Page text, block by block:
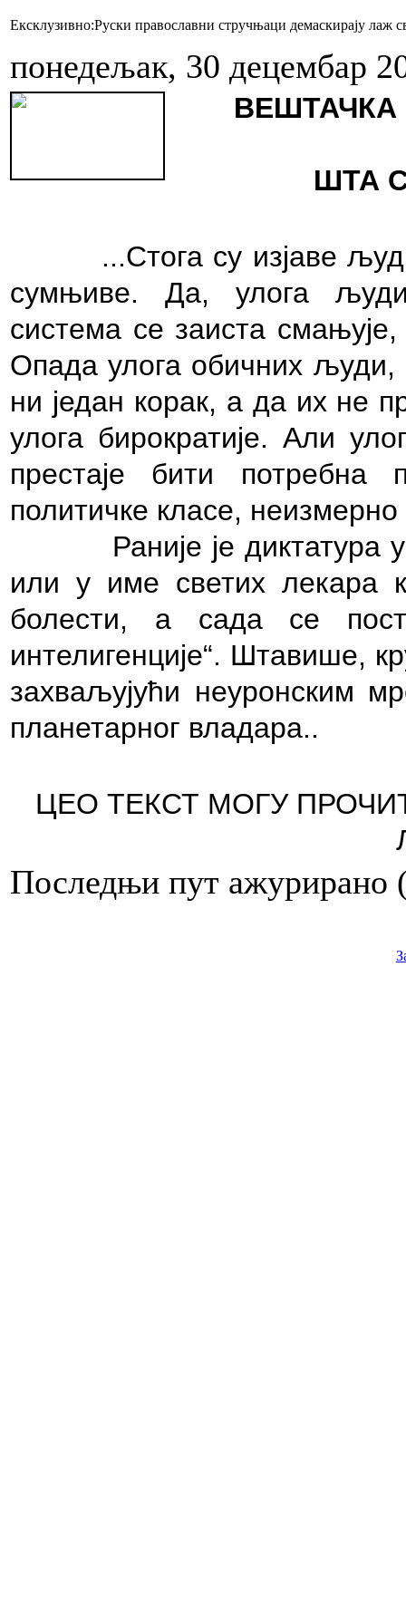
Ексклузивно:Руски православни стручњаци демаскирају лаж
понедељак, 30 децембар
ВЕШТАЧКА
ШТА
...Стога су изјаве
сумњиве. Да, улога људи
система се заиста
Опада улога обичних људи,
ни један корак, а да их не
улога бирократије. Али
престаје бити
политичке класе,
Раније је диктатура
или у име светих лекара
болести, а сада се
интелигенције“. Штавише,
захваљујући неуронским
планетарног владара..
ЦЕО ТЕКСТ МОГУ
Последњи пут ажурирано